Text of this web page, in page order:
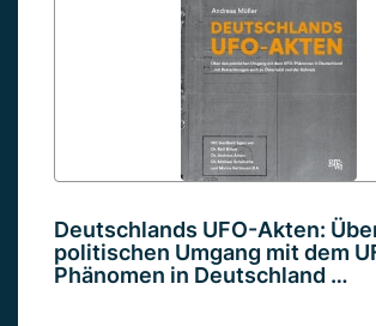
Deutschlands UFO-Akten:
politischen Umgang mit dem
Phänomen in Deutschland …